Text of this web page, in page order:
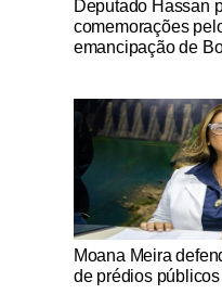
Deputado Hassan
comemorações
emancipação de
Notícias Católicas
Moana Meira
de prédios